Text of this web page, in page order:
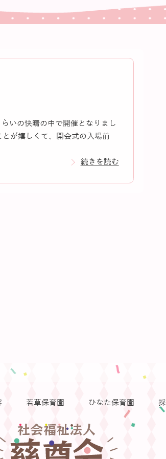
いの快晴の中で開催となりまし
が嬉しくて、開会式の入場前
続きを読む
若草保育園 ひなた保育園